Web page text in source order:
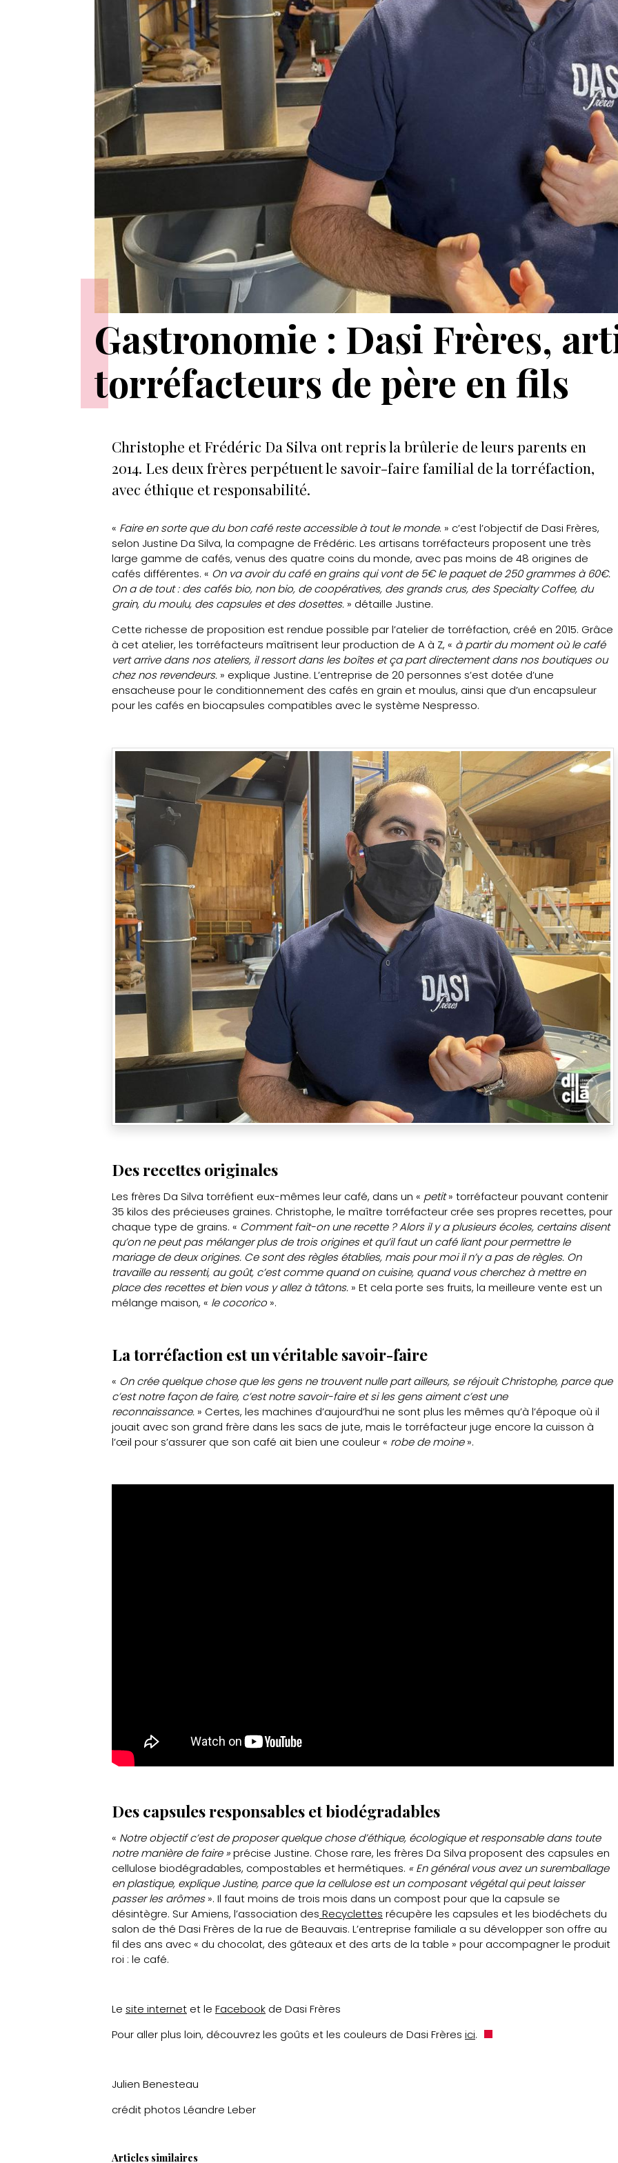
Gastronomie : Dasi Frères,
torréfacteurs de père en fils
Christophe et Frédéric Da Silva ont repris la brûlerie de leurs parents en
2014. Les deux frères perpétuent le savoir-faire familial de la torréfaction,
avec éthique et responsabilité.
« Faire en sorte que du bon café reste accessible à tout le monde. » c’est l’objectif de Dasi Frères,
selon Justine Da Silva, la compagne de Frédéric. Les artisans torréfacteurs proposent une très
large gamme de cafés, venus des quatre coins du monde, avec pas moins de 48 origines de
cafés différentes. « On va avoir du café en grains qui vont de 5€ le paquet de 250 grammes à 60€.
On a de tout : des cafés bio, non bio, de coopératives, des grands crus, des Specialty Coffee, du
grain, du moulu, des capsules et des dosettes. » détaille Justine.
Cette richesse de proposition est rendue possible par l’atelier de torréfaction, créé en 2015. Grâce
à cet atelier, les torréfacteurs maîtrisent leur production de A à Z, « à partir du moment où le café
vert arrive dans nos ateliers, il ressort dans les boîtes et ça part directement dans nos boutiques ou
chez nos revendeurs. » explique Justine. L’entreprise de 20 personnes s’est dotée d’une
ensacheuse pour le conditionnement des cafés en grain et moulus, ainsi que d’un encapsuleur
pour les cafés en biocapsules compatibles avec le système Nespresso.
Des recettes originales
Les frères Da Silva torréfient eux-mêmes leur café, dans un « petit» torréfacteur pouvant contenir
35 kilos des précieuses graines. Christophe, le maître torréfacteur crée ses propres recettes, pour
chaque type de grains. « Comment fait-on une recette ? Alors il y a plusieurs écoles, certains disent
qu’on ne peut pas mélanger plus de trois origines et qu’il faut un café liant pour permettre le
mariage de deux origines. Ce sont des règles établies, mais pour moi il n’y a pas de règles. On
travaille au ressenti, au goût, c’est comme quand on cuisine, quand vous cherchez à mettre en
place des recettes et bien vous y allez à tâtons. » Et cela porte ses fruits, la meilleure vente est un
mélange maison, « le cocorico ».
La torréfaction est un véritable savoir-faire
« On crée quelque chose que les gens ne trouvent nulle part ailleurs, se réjouit Christophe, parce que
c’est notre façon de faire, c’est notre savoir-faire et si les gens aiment c’est une
reconnaissance. » Certes, les machines d’aujourd’hui ne sont plus les mêmes qu’à l’époque où il
jouait avec son grand frère dans les sacs de jute, mais le torréfacteur juge encore la cuisson à
l’œil pour s’assurer que son café ait bien une couleur « robe de moine».
Des capsules responsables et biodégradables
« Notre objectif c’est de proposer quelque chose d’éthique, écologique et responsable dans toute
notre manière de faire »précise Justine. Chose rare, les frères Da Silva proposent des capsules en
cellulose biodégradables, compostables et hermétiques. « En général vous avez un suremballage
en plastique, explique Justine, parce que la cellulose est un composant végétal qui peut laisser
passer les arômes». Il faut moins de trois mois dans un compost pour que la capsule se
désintègre. Sur Amiens, l’association des Recyclettes récupère les capsules et les biodéchets du
salon de thé Dasi Frères de la rue de Beauvais. L’entreprise familiale a su développer son offre au
fil des ans avec « du chocolat, des gâteaux et des arts de la table » pour accompagner le produit
roi : le café.
Le site internet et le Facebook de Dasi Frères
Pour aller plus loin, découvrez les goûts et les couleurs de Dasi Frères ici.
Julien Benesteau
crédit photos Léandre Leber
Articles similaires